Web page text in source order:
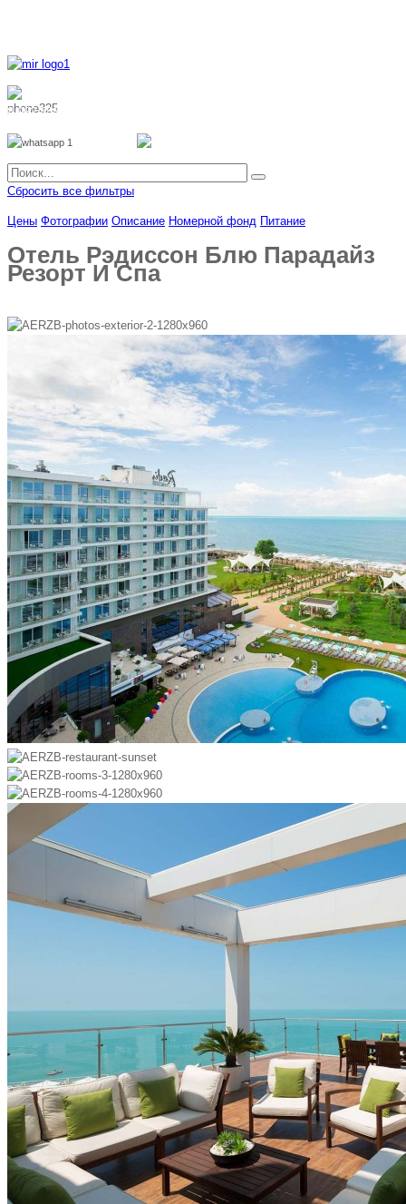
8 962 888 51 55
Сбросить все фильтры
Цены Фотографии Описание Номерной фонд Питание
Отель Рэдиссон Блю Парадайз
Резорт И Спа